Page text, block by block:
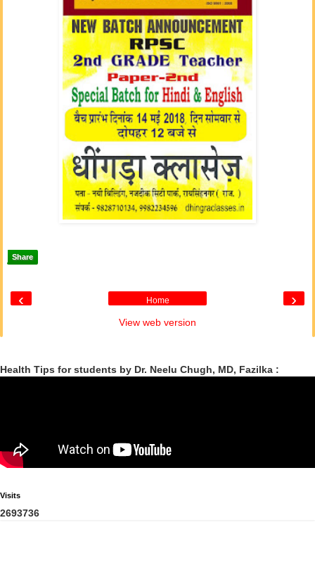
Share
‹ ›
Home
View web version
Health Tips for students by Dr. Neelu Chugh, MD, Fazilka :
Visits
2693736